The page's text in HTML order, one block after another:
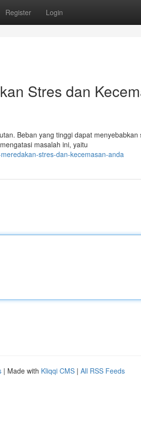
Register Login
Stres dan
Beban yang tinggi dapat menyebabkan
masalah ini, yaitu
stres-dan-kecemasan-anda
| Made with Kliqqi CMS | All RSS Feeds